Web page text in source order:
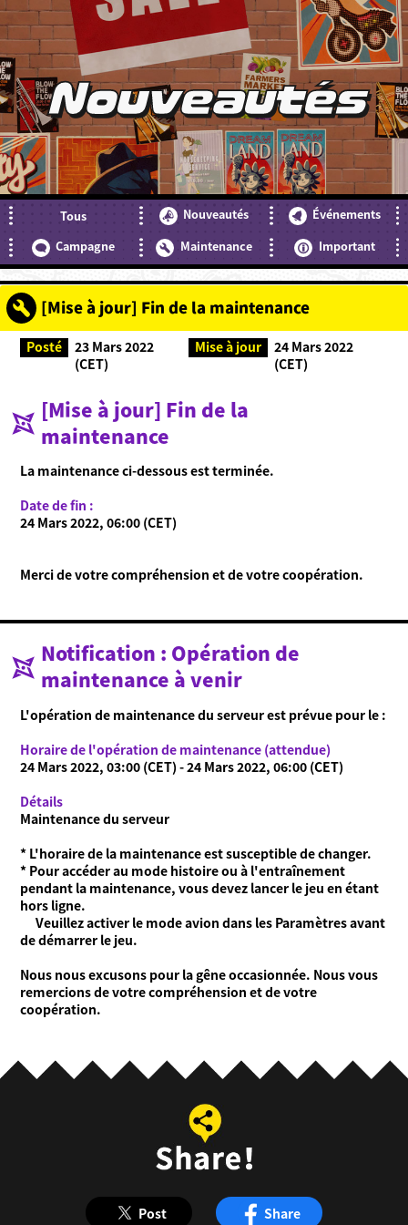
Qu'est-ce que Ninjala ?
Saison en cours
Nouveautés
Tous Nouveautés
Événements
Campagne
Maintenance Important
[Mise à jour] Fin de la maintenance
Posté
23 Mars 2022
(CET)
Mise à jour
24 Mars 2022
(CET)
[Mise à jour] Fin de la
maintenance
La maintenance ci-dessous est terminée.
Date de fin :
24 Mars 2022, 06:00 (CET)
Merci de votre compréhension et de votre coopération.
Notification : Opération de
maintenance à venir
L'opération de maintenance du serveur est prévue pour le :
Horaire de l'opération de maintenance (attendue)
24 Mars 2022, 03:00 (CET) - 24 Mars 2022, 06:00 (CET)
Détails
Maintenance du serveur
* L'horaire de la maintenance est susceptible de changer.
* Pour accéder au mode histoire ou à l'entraînement
pendant la maintenance, vous devez lancer le jeu en étant
hors ligne.
Veuillez activer le mode avion dans les Paramètres avant
de démarrer le jeu.
Nous nous excusons pour la gêne occasionnée. Nous vous
remercions de votre compréhension et de votre
coopération.
Post Share